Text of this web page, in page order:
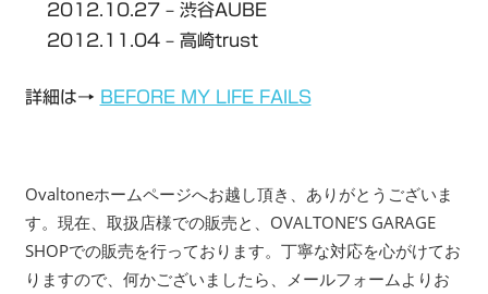
2012.10.27 – 渋谷AUBE
2012.11.04 – 高崎trust
詳細は→ BEFORE MY LIFE FAILS
Ovaltoneホームページへお越し頂き、ありがとうございま
す。現在、取扱店様での販売と、OVALTONE’S GARAGE
SHOPでの販売を行っております。丁寧な対応を心がけてお
りますので、何かございましたら、メールフォームよりお